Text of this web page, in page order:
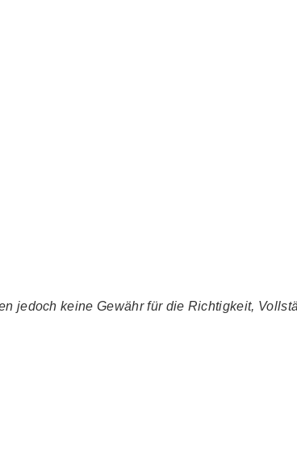
jedoch keine Gewähr für die Richtigkeit,